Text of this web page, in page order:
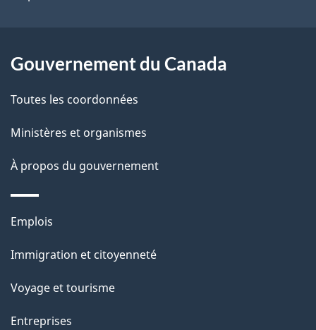
l
a
g
e
Gouvernement du Canada
Toutes les coordonnées
Ministères et organismes
À propos du gouvernement
Thèmes
sujets
Emplois
Immigration et citoyenneté
Voyage et tourisme
Entreprises